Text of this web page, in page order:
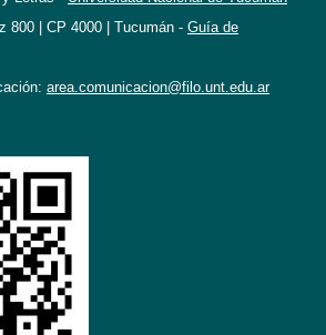
800 | CP 4000 | Tucumán - Guía de
area.comunicacion@filo.unt.edu.ar